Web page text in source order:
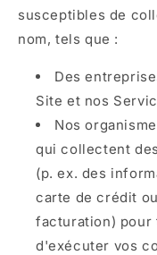
susceptibles de
nom, tels que :
Des
Site et nos
Nos
qui collectent
(p. ex. des
carte de crédit
facturation) pour
d'exécuter vos